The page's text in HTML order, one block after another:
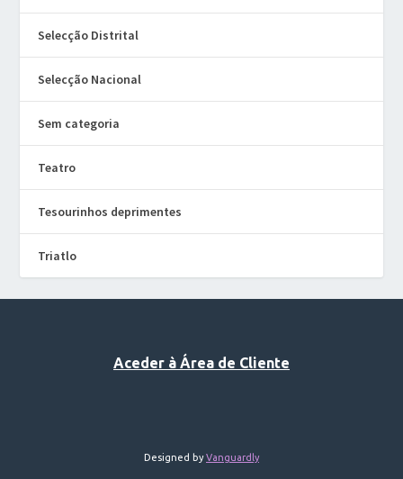
Selecção Distrital
Selecção Nacional
Sem categoria
Teatro
Tesourinhos deprimentes
Triatlo
Aceder à Área de Cliente
Designed byVanguardly